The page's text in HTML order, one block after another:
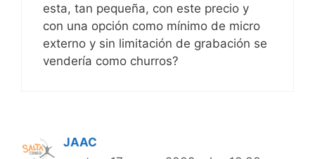
esta, tan pequeña, con este precio y
con una opción como mínimo de micro
externo y sin limitación de grabación se
vendería como churros?
JAAC